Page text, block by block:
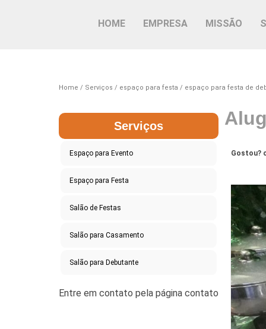
HOME EMPRESA MISSÃO
Home Serviços espaço para festa espaço para festa de
Serviços
Espaço para Evento
Espaço para Festa
Salão de Festas
Salão para Casamento
Salão para Debutante
Gostou?